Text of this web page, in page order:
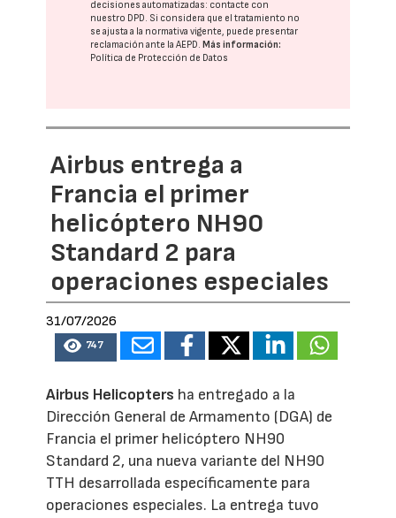
decisiones automatizadas: contacte con
nuestro DPD. Si considera que el tratamiento no
se ajusta a la normativa vigente, puede presentar
reclamación ante laAEPD. Más información:
Política de Protección de Datos
Airbus entrega a
Francia el primer
helicóptero NH90
Standard 2 para
operaciones especiales
31/07/2026
747
Airbus Helicopters ha entregado a la
Dirección General de Armamento (DGA) de
Francia el primer helicóptero NH90
Standard 2, una nueva variante del NH90
TTH desarrollada específicamente para
operaciones especiales. La entrega tuvo